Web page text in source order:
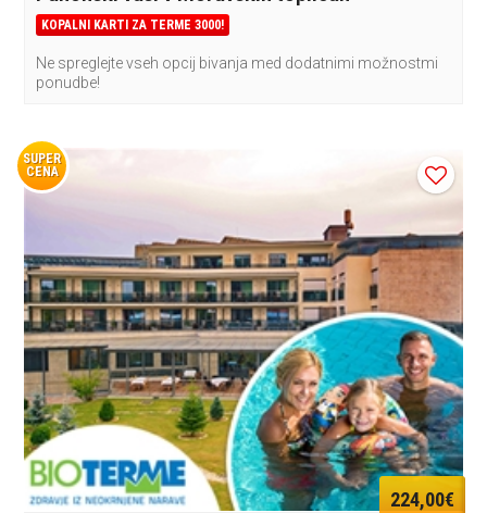
KOPALNI KARTI ZA TERME 3000!
Ne spreglejte vseh opcij bivanja med dodatnimi možnostmi
ponudbe!
SUPER
CENA
224,00€